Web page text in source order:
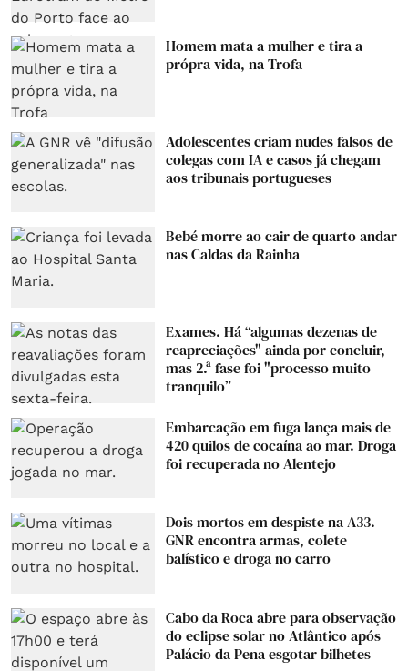
Homem mata a mulher e tira a
própra vida, na Trofa
Adolescentes criam nudes falsos de
colegas com IA e casos já chegam
aos tribunais portugueses
Bebé morre ao cair de quarto andar
nas Caldas da Rainha
Exames. Há “algumas dezenas de
reapreciações" ainda por concluir,
mas 2.ª fase foi "processo muito
tranquilo”
Embarcação em fuga lança mais de
420 quilos de cocaína ao mar. Droga
foi recuperada no Alentejo
Dois mortos em despiste na A33.
GNR encontra armas, colete
balístico e droga no carro
Cabo da Roca abre para observação
do eclipse solar no Atlântico após
Palácio da Pena esgotar bilhetes